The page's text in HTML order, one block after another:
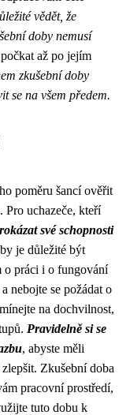
vědět, že
doby nemusí
až po jejím
zkušební doby
se na všem předem.
poměru šancí ověřit
Pro uchazeče, kteří
své schopnosti
je důležité být
o práci i o fungování
nebojte se požádat o
na dochvilnost,
Pravidelně si se
, abyste měli
Zkušební doba
pracovní prostředí,
tuto dobu k